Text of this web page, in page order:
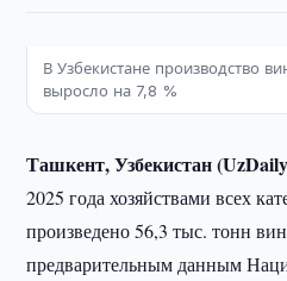
В Узбекистане производство
выросло на 7,8 %
Ташкент, Узбекистан
2025 года хозяйствами всех
произведено 56,3 тыс. тонн
предварительным данным